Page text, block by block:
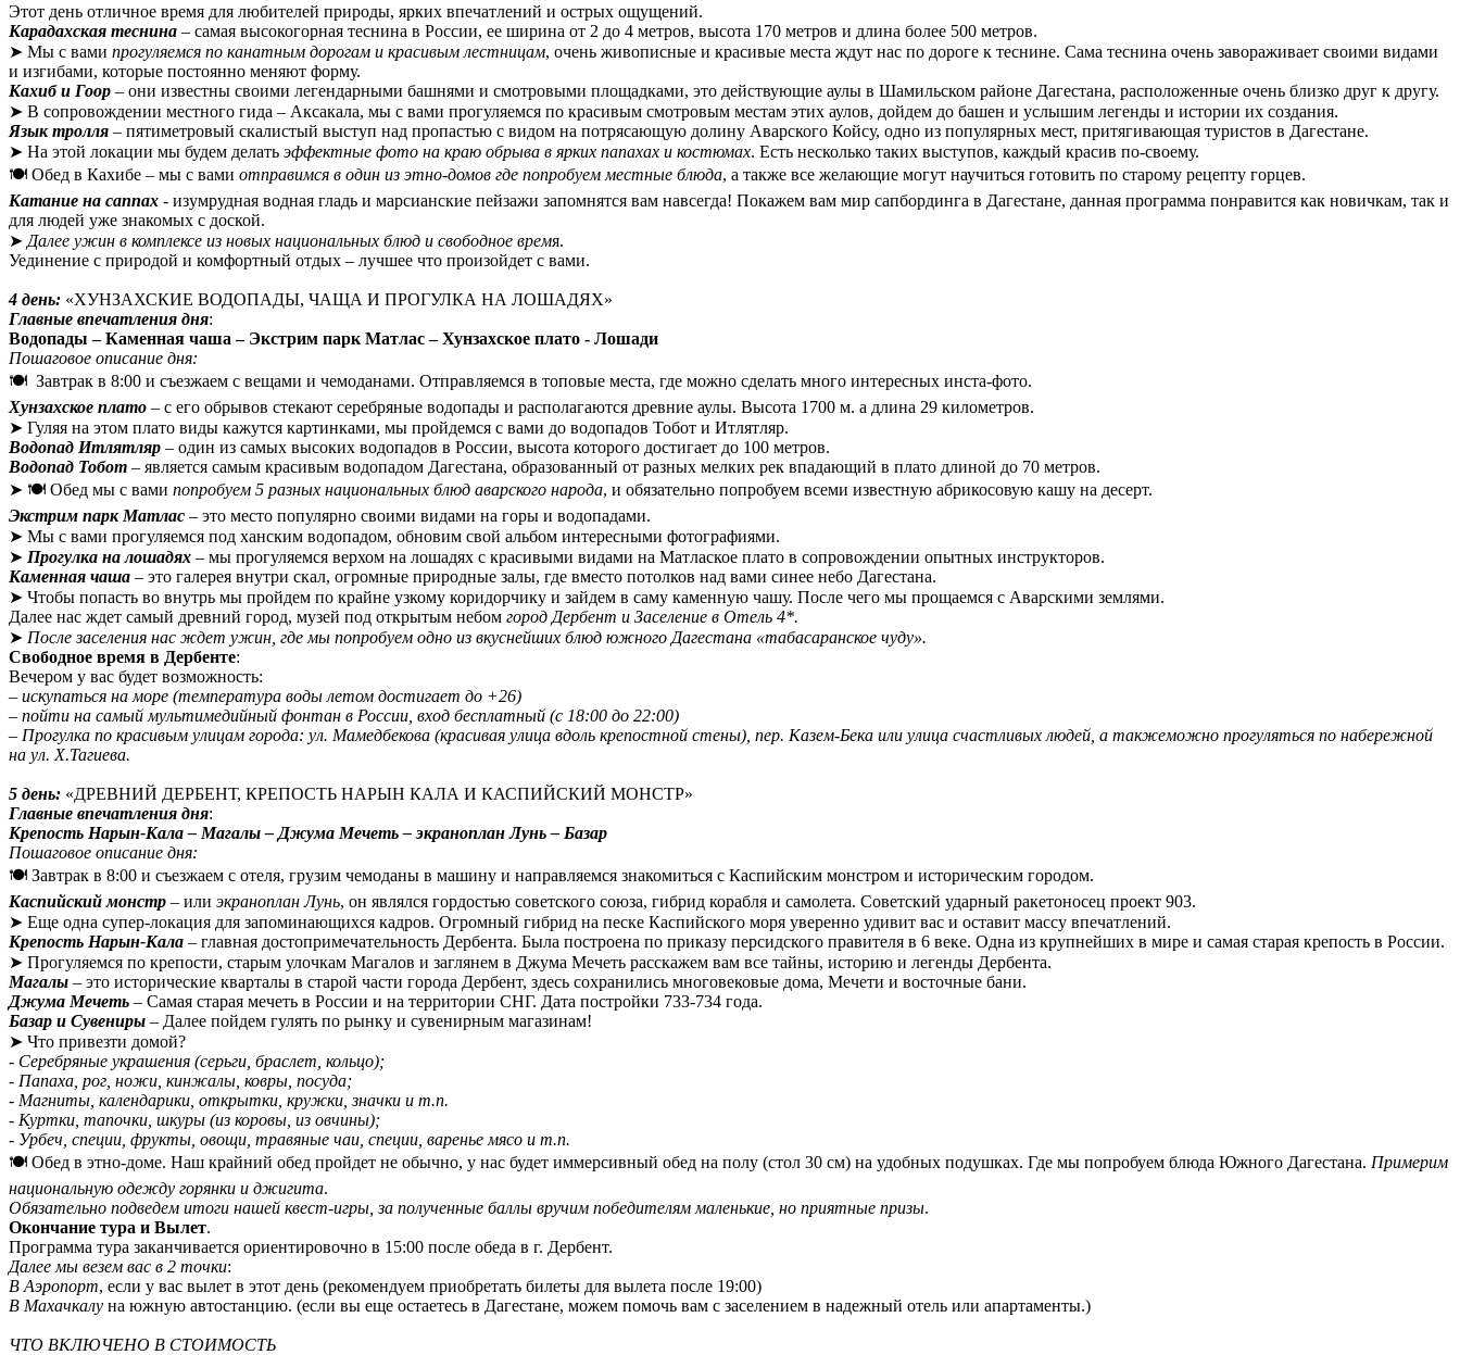
Этот день отличное время для любителей природы, ярких впечатлений и острых ощущений.
Карадахская теснина – самая высокогорная теснина в России, ее ширина от 2 до 4 метров, высота 170 метров и длина более 500 метров.
➤ Мы с вами прогуляемся по канатным дорогам и красивым лестницам, очень живописные и красивые места ждут нас по дороге к теснине. Сама теснина очень завораживает своими видами
и изгибами, которые постоянно меняют форму.
Кахиб и Гоор – они известны своими легендарными башнями и смотровыми площадками, это действующие аулы в Шамильском районе Дагестана, расположенные очень близко друг к другу.
➤ В сопровождении местного гида – Аксакала, мы с вами прогуляемся по красивым смотровым местам этих аулов, дойдем до башен и услышим легенды и истории их создания.
Язык тролля – пятиметровый скалистый выступ над пропастью с видом на потрясающую долину Аварского Койсу, одно из популярных мест, притягивающая туристов в Дагестане.
➤ На этой локации мы будем делать эффектные фото на краю обрыва в ярких папахах и костюмах. Есть несколько таких выступов, каждый красив по-своему.
🍽️ Обед в Кахибе – мы с вами отправимся в один из этно-домов где попробуем местные блюда, а также все желающие могут научиться готовить по старому рецепту горцев.
Катание на саппах - изумрудная водная гладь и марсианские пейзажи запомнятся вам навсегда! Покажем вам мир сапбординга в Дагестане, данная программа понравится как новичкам, так и
для людей уже знакомых с доской.
➤ Далее ужин в комплексе из новых национальных блюд и свободное время.
Уединение с природой и комфортный отдых – лучшее что произойдет с вами.
4 день: «ХУНЗАХСКИЕ ВОДОПАДЫ, ЧАЩА И ПРОГУЛКА НА ЛОШАДЯХ»
Главные впечатления дня:
Водопады – Каменная чаша – Экстрим парк Матлас – Хунзахское плато - Лошади
Пошаговое описание дня:
🍽️ Завтрак в 8:00 и съезжаем с вещами и чемоданами. Отправляемся в топовые места, где можно сделать много интересных инста-фото.
Хунзахское плато – с его обрывов стекают серебряные водопады и располагаются древние аулы. Высота 1700 м. а длина 29 километров.
➤ Гуляя на этом плато виды кажутся картинками, мы пройдемся с вами до водопадов Тобот и Итлятляр.
Водопад Итлятляр – один из самых высоких водопадов в России, высота которого достигает до 100 метров.
Водопад Тобот – является самым красивым водопадом Дагестана, образованный от разных мелких рек впадающий в плато длиной до 70 метров.
➤ 🍽️ Обед мы с вами попробуем 5 разных национальных блюд аварского народа, и обязательно попробуем всеми известную абрикосовую кашу на десерт.
Экстрим парк Матлас – это место популярно своими видами на горы и водопадами.
➤ Мы с вами прогуляемся под ханским водопадом, обновим свой альбом интересными фотографиями.
➤ Прогулка на лошадях – мы прогуляемся верхом на лошадях с красивыми видами на Матлаское плато в сопровождении опытных инструкторов.
Каменная чаша – это галерея внутри скал, огромные природные залы, где вместо потолков над вами синее небо Дагестана.
➤ Чтобы попасть во внутрь мы пройдем по крайне узкому коридорчику и зайдем в саму каменную чашу. После чего мы прощаемся с Аварскими землями.
Далее нас ждет самый древний город, музей под открытым небом город Дербент и Заселение в Отель 4*.
➤ После заселения нас ждет ужин, где мы попробуем одно из вкуснейших блюд южного Дагестана «табасаранское чуду».
Свободное время в Дербенте:
Вечером у вас будет возможность:
– искупаться на море (температура воды летом достигает до +26)
– пойти на самый мультимедийный фонтан в России, вход бесплатный (с 18:00 до 22:00)
– Прогулка по красивым улицам города: ул. Мамедбекова (красивая улица вдоль крепостной стены), пер. Казем-Бека или улица счастливых людей, а такжеможно прогуляться по набережной
на ул. Х.Тагиева.
5 день: «ДРЕВНИЙ ДЕРБЕНТ, КРЕПОСТЬ НАРЫН КАЛА И КАСПИЙСКИЙ МОНСТР»
Главные впечатления дня:
Крепость Нарын-Кала – Магалы – Джума Мечеть – экраноплан Лунь – Базар
Пошаговое описание дня:
🍽️ Завтрак в 8:00 и съезжаем с отеля, грузим чемоданы в машину и направляемся знакомиться с Каспийским монстром и историческим городом.
Каспийский монстр – или экраноплан Лунь, он являлся гордостью советского союза, гибрид корабля и самолета. Советский ударный ракетоносец проект 903.
➤ Еще одна супер-локация для запоминающихся кадров. Огромный гибрид на песке Каспийского моря уверенно удивит вас и оставит массу впечатлений.
Крепость Нарын-Кала – главная достопримечательность Дербента. Была построена по приказу персидского правителя в 6 веке. Одна из крупнейших в мире и самая старая крепость в России.
➤ Прогуляемся по крепости, старым улочкам Магалов и заглянем в Джума Мечеть расскажем вам все тайны, историю и легенды Дербента.
Магалы – это исторические кварталы в старой части города Дербент, здесь сохранились многовековые дома, Мечети и восточные бани.
Джума Мечеть – Самая старая мечеть в России и на территории СНГ. Дата постройки 733-734 года.
Базар и Сувениры – Далее пойдем гулять по рынку и сувенирным магазинам!
➤ Что привезти домой?
- Серебряные украшения (серьги, браслет, кольцо);
- Папаха, рог, ножи, кинжалы, ковры, посуда;
- Магниты, календарики, открытки, кружки, значки и т.п.
- Куртки, тапочки, шкуры (из коровы, из овчины);
- Урбеч, специи, фрукты, овощи, травяные чаи, специи, варенье мясо и т.п.
🍽️ Обед в этно-доме. Наш крайний обед пройдет не обычно, у нас будет иммерсивный обед на полу (стол 30 см) на удобных подушках. Где мы попробуем блюда Южного Дагестана. Примерим
национальную одежду горянки и джигита.
Обязательно подведем итоги нашей квест-игры, за полученные баллы вручим победителям маленькие, но приятные призы.
Окончание тура и Вылет.
Программа тура заканчивается ориентировочно в 15:00 после обеда в г. Дербент.
Далее мы везем вас в 2 точки:
В Аэропорт, если у вас вылет в этот день (рекомендуем приобретать билеты для вылета после 19:00)
В Махачкалу на южную автостанцию. (если вы еще остаетесь в Дагестане, можем помочь вам с заселением в надежный отель или апартаменты.)
ЧТО ВКЛЮЧЕНО В СТОИМОСТЬ